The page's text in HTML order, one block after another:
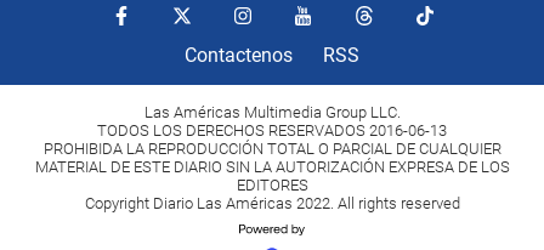
Contactenos RSS
Las Américas Multimedia Group LLC.
TODOS LOS DERECHOS RESERVADOS 2016-06-13
PROHIBIDA LA REPRODUCCIÓN TOTAL O PARCIAL DE CUALQUIER
MATERIAL DE ESTE DIARIO SIN LA AUTORIZACIÓN EXPRESA DE LOS
EDITORES
Copyright Diario Las Américas 2022. All rights reserved